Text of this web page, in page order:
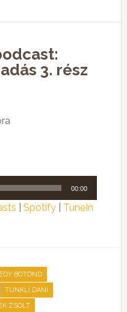
3. rész
00:00
Spotify| TuneIn
BOTOND ,
TUNKLI DANI ,
ZSOLT